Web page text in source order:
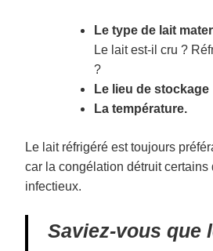
Le type de lait
Le lait est-il cru ?
?
Le lieu de stockage
La température.
Le lait réfrigéré est toujours
car la congélation détruit certains
infectieux.
Saviez-vous que